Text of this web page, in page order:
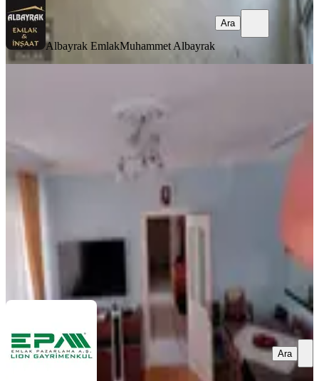
Albayrak EmlakMuhammet Albayrak
Ara
Ümraniye, Mehmet Akif Mahallesi
EMLAK PAZARLAMA A.Ş EPA LİON GAYRİMENKULHafiz
Osman Kandaroğlu
Ara